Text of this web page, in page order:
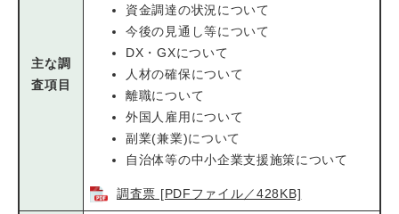
主な調
査項目
資金調達の状況について
今後の見通し等について
DX・GXについて
人材の確保について
離職について
外国人雇用について
副業(兼業)について
自治体等の中小企業支援施策について
調査票 [PDFファイル／428KB]